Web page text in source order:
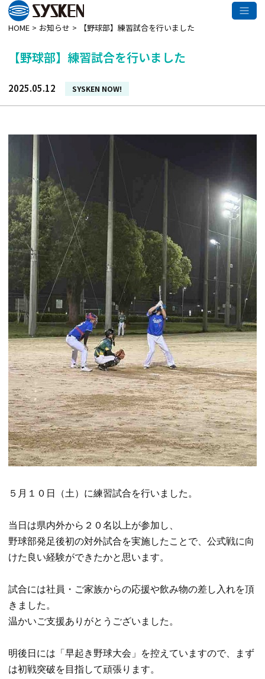
メインコンテンツへスキップ
HOME お知らせ 【野球部】練習試合を行いました
【野球部】練習試合を行いました
2025.05.12
カ
テ
リー:
SYSKEN NOW!
５月１０日（土）に練習試合を行いました。
当日は県内外から２０名以上が参加し、
野球部発足後初の対外試合を実施したことで、公式戦に向
けた良い経験ができたかと思います。
試合には社員・ご家族からの応援や飲み物の差し入れを頂
きました。
温かいご支援ありがとうございました。
明後日には「早起き野球大会」を控えていますので、まず
は初戦突破を目指して頑張ります。